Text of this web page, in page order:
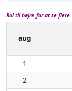
Rul til højre for at se flere
aug
1
2